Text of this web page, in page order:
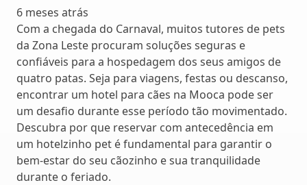
6 meses atrás
Com a chegada do Carnaval, muitos tutores de pets
da Zona Leste procuram soluções seguras e
confiáveis para a hospedagem dos seus amigos de
quatro patas. Seja para viagens, festas ou descanso,
encontrar um hotel para cães na Mooca pode ser
um desafio durante esse período tão movimentado.
Descubra por que reservar com antecedência em
um hotelzinho pet é fundamental para garantir o
bem-estar do seu cãozinho e sua tranquilidade
durante o feriado.